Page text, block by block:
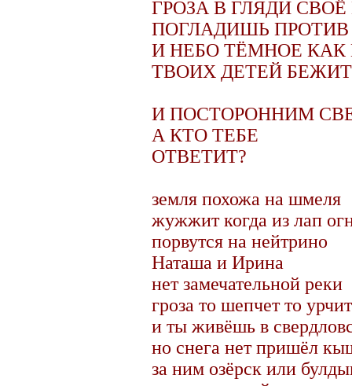
ГРОЗА В ГЛЯДИ СВОЁ
ПОГЛАДИШЬ
И НЕБО ТЁМНОЕ
ТВОИХ ДЕТЕЙ
И ПОСТОРОННИМ
А КТО ТЕБЕ
ОТВЕТИТ?
земля похожа на шмеля
жужжит когда из лап
порвутся на нейтрино
Наташа и Ирина
нет замечательной реки
гроза то шепчет то урчит
и ты живёшь в
но снега нет пришёл
за ним озёрск или